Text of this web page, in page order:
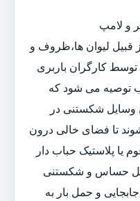
و لامپ
قبیل لیوان ها،ظروف و
کارگران باربری
توصیه می شود که
شکستنی در
تا فضای خالی درون
یا پلاستیک حباب دار
حساس و شکستنی
و حمل بار به